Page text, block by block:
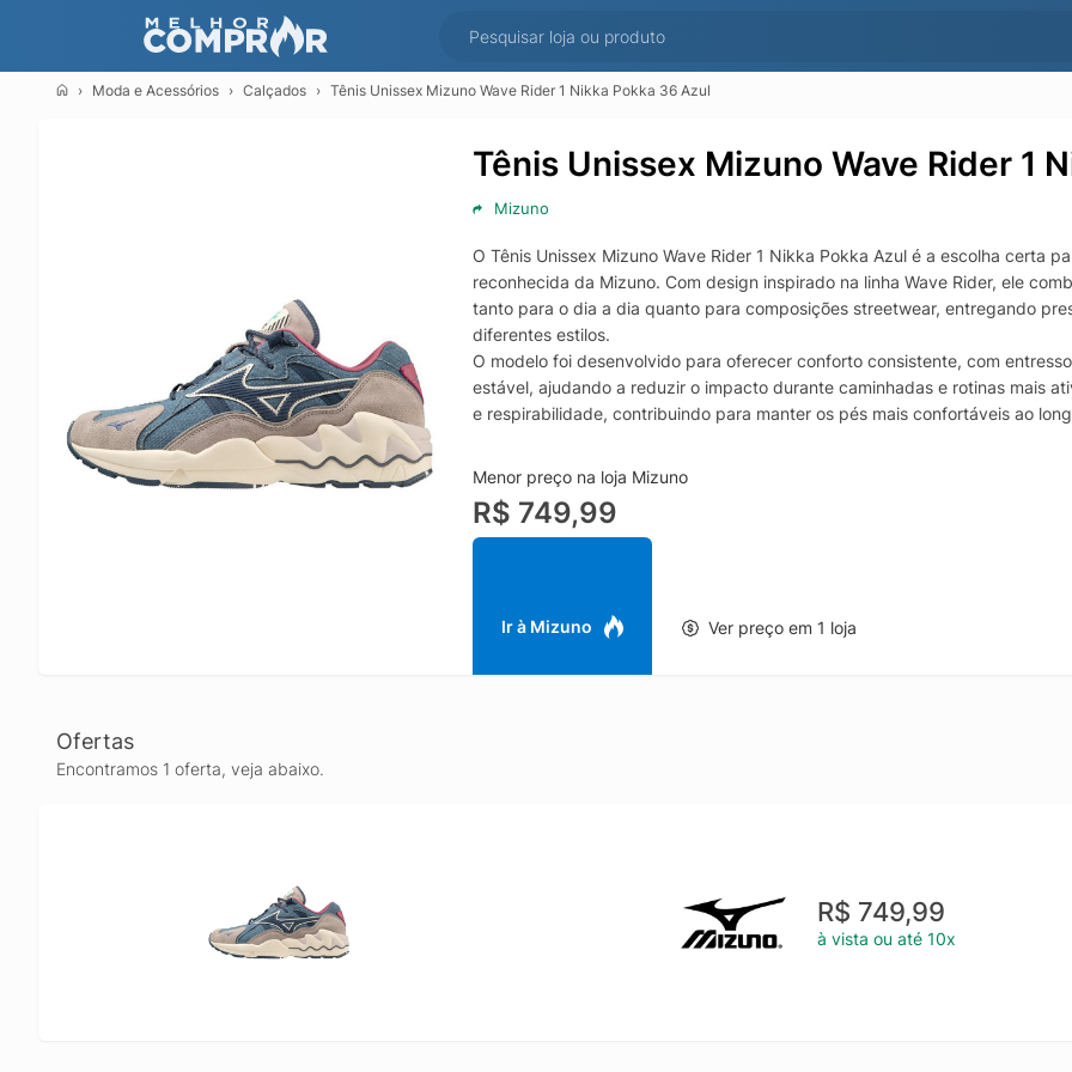
Moda e Acessórios Calçados Tênis Unissex Mizuno Wave Rider 1 Nikka Pokka 36 Azul
Tênis Unissex Mizuno Wave Rider 1
Mizuno
O Tênis Unissex Mizuno Wave Rider 1 Nikka Pokka Azul é a escolha certa
reconhecida da Mizuno. Com design inspirado na linha Wave Rider, ele
tanto para o dia a dia quanto para composições streetwear, entregando
diferentes estilos.
O modelo foi desenvolvido para oferecer conforto consistente, com
estável, ajudando a reduzir o impacto durante caminhadas e rotinas mais
e respirabilidade, contribuindo para manter os pés mais confortáveis ao
A sola em borracha proporciona boa aderência e tração em superfícies
a resistência ao desgaste. Por ser um tênis unissex, o Mizuno Wave Rider
equilíbrio entre conforto, estilo e desempenho para quem procura um tênis
Menor preço na loja Mizuno
R$ 749,99
Ir à Mizuno Ver preço em 1 loja
Ofertas
Encontramos 1 oferta, veja abaixo.
R$ 749,99
à vista ou até 10x